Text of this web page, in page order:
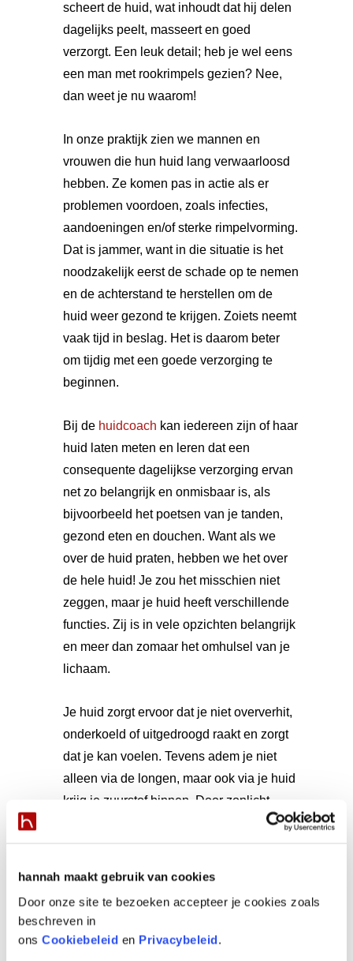
hannah maakt gebruik van cookies
Door onze site te bezoeken accepteer je cookies zoals
beschreven in
ons Cookiebeleid en Privacybeleid.
scheert de huid, wat inhoudt dat hij delen
dagelijks peelt, masseert en goed
verzorgt. Een leuk detail; heb je wel eens
een man met rookrimpels gezien? Nee,
dan weet je nu waarom!
In onze praktijk zien we mannen en
vrouwen die hun huid lang verwaarloosd
hebben. Ze komen pas in actie als er
problemen voordoen, zoals infecties,
aandoeningen en/of sterke rimpelvorming.
Dat is jammer, want in die situatie is het
noodzakelijk eerst de schade op te nemen
en de achterstand te herstellen om de
huid weer gezond te krijgen. Zoiets neemt
vaak tijd in beslag. Het is daarom beter
om tijdig met een goede verzorging te
beginnen.
Bij de huidcoach kan iedereen zijn of haar
huid laten meten en leren dat een
consequente dagelijkse verzorging ervan
net zo belangrijk en onmisbaar is, als
bijvoorbeeld het poetsen van je tanden,
gezond eten en douchen. Want als we
over de huid praten, hebben we het over
de hele huid! Je zou het misschien niet
zeggen, maar je huid heeft verschillende
functies. Zij is in vele opzichten belangrijk
en meer dan zomaar het omhulsel van je
lichaam.
Je huid zorgt ervoor dat je niet oververhit,
onderkoeld of uitgedroogd raakt en zorgt
dat je kan voelen. Tevens adem je niet
alleen via de longen, maar ook via je huid
krijg je zuurstof binnen. Door zonlicht
essentieel voor een gezonde nachtrust.
Bij een goede conditie is de celwand half